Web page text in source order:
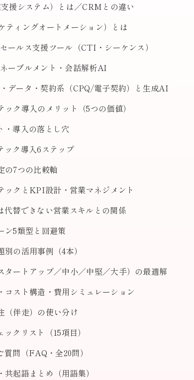
援システム）とは／CRMとの違い
ティングオートメーション）とは
ールス支援ツール（CTI・シーケンス）
ーブルメント・会話解析AI
データ・契約系（CPQ/電子契約）と生成AI
ック導入のメリット（5つの価値）
・導入の落とし穴
ック導入6ステップ
の7つの比較軸
ックとKPI設計・営業マネジメント
代替できない営業スキルとの関係
ン5類型と回避策
別の活用事例（4本）
タートアップ／中小／中堅／大手）の最適解
コスト構造・費用シミュレーション
（伴走）の使い分け
クリスト（15項目）
質問（FAQ・全20問）
共起語まとめ（用語集）